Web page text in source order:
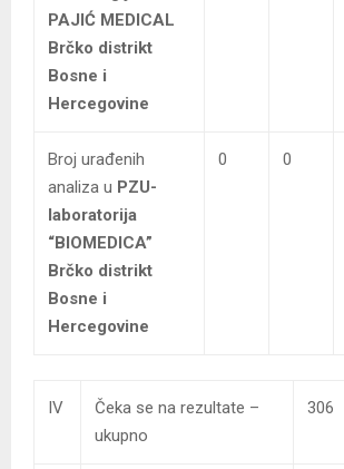
PAJIĆ MEDICAL
Brčko distrikt
Bosne i
Hercegovine
Broj urađenih
analiza u PZU-
laboratorija
“BIOMEDICA”
Brčko distrikt
Bosne i
Hercegovine
0 0
IV
Čeka se na rezultate –
ukupno
306